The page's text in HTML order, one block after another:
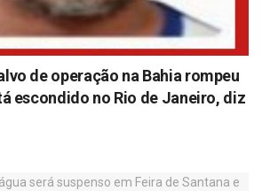
de operação na Bahia rompeu
escondido no Rio de Janeiro, diz